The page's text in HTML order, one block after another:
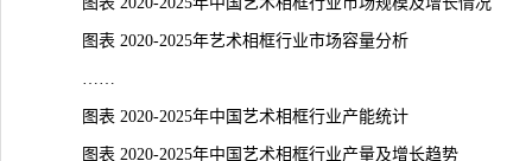
图表 2020-2025年艺术相框行业市场容量分析
……
图表 2020-2025年中国艺术相框行业产能统计
图表 2020-2025年中国艺术相框行业产量及增长趋势